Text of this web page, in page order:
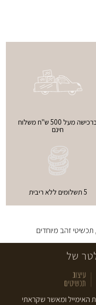
ברכישה מעל 500 ש"ח משלוח
חינם
5 תשלומים ללא ריבית
, תכשיטי זהב מיוחדים
של
האימייל ומאשר שקראתי